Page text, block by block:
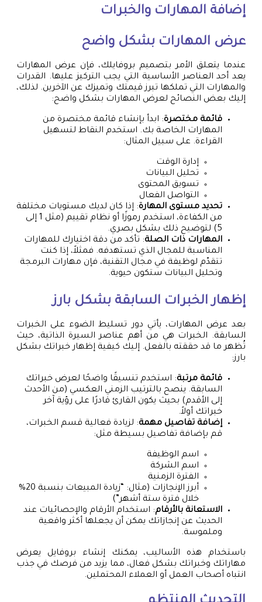
إضافة المهارات والخبرات
عرض المهارات بشكل واضح
عندما يتعلق الأمر بتصميم بروفايلك، فإن عرض المهارات
يعد أحد العناصر الأساسية التي يجب التركيز عليها. القدرات
والمهارات التي تملكها تبرز قيمتك وتميزك عن الآخرين. لذلك،
إليك بعض النصائح لعرض المهارات بشكل واضح:
قائمة مختصرة: ابدأ بإنشاء قائمة مختصرة من
المهارات الخاصة بك. استخدم النقاط لتسهيل
القراءة. على سبيل المثال:
إدارة الوقت
تحليل البيانات
تسويق المحتوى
التواصل الفعال
تحديد مستوى المهارة: إذا كان لديك مستويات مختلفة
من الكفاءة، استخدم رموزًا أو نظام تقييم (مثل 1 إلى
5) لتوضيح ذلك بشكل بصري.
المهارات ذات الصلة: تأكد من دقة اختيارك للمهارات
المناسبة للمجال الذي تستهدفه. فمثلاً، إذا كنت
تتقدّم لوظيفة في مجال التقنية، فإن مهارات البرمجة
وتحليل البيانات ستكون حيوية.
إظهار الخبرات السابقة بشكل بارز
بعد عرض المهارات، يأتي دور تسليط الضوء على الخبرات
السابقة. الخبرات هي من أهم عناصر السيرة الذاتية، حيث
تُظهر ما قد حققته بالفعل. إليك كيفية إظهار خبراتك بشكل
بارز:
قائمة مرتبة: استخدم تنسيقًا واضحًا لعرض خبراتك
السابقة. ينصح بالترتيب الزمني العكسي (من الأحدث
إلى الأقدم) بحيث يكون القارئ قادرًا على رؤية آخر
خبراتك أولاً.
إضافة تفاصيل مهمة: لزيادة فعالية قسم الخبرات،
قم بإضافة تفاصيل بسيطة مثل:
اسم الوظيفة
اسم الشركة
الفترة الزمنية
أبرز الإنجازات (مثال: “زيادة المبيعات بنسبة 20%
خلال فترة ستة أشهر”)
الاستعانة بالأرقام: استخدام الأرقام والإحصائيات عند
الحديث عن إنجازاتك يمكن أن يجعلها أكثر واقعية
وملموسة.
باستخدام هذه الأساليب، يمكنك إنشاء بروفايل يعرض
مهاراتك وخبراتك بشكل فعال، مما يزيد من فرصك في جذب
انتباه أصحاب العمل أو العملاء المحتملين.